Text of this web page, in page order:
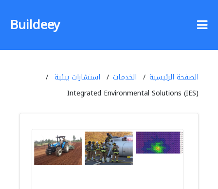
Buildeey
الصفحة الرئيسية الخدمات
استشارات بيئية
Integrated Environmental Solutions (IES)